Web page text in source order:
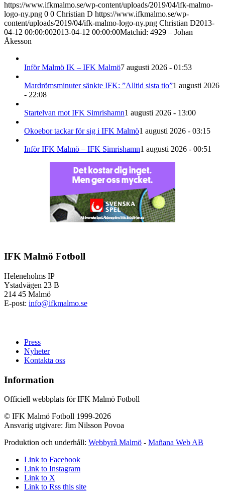
https://www.ifkmalmo.se/wp-content/uploads/2019/04/ifk-malmo-
logo-ny.png 0 0 Christian D https://www.ifkmalmo.se/wp-
content/uploads/2019/04/ifk-malmo-logo-ny.png Christian D2013-
04-12 00:00:002013-04-12 00:00:00Matchid: 4929 – Johan
Åkesson
Inför Malmö IK – IFK Malmö7 augusti 2026 - 01:53
Mardrömsminuter sänkte IFK: ”Alltid sista tio”1 augusti 2026
- 22:08
Startelvan mot IFK Simrishamn1 augusti 2026 - 13:00
Okoebor tackar för sig i IFK Malmö1 augusti 2026 - 03:15
Inför IFK Malmö – IFK Simrishamn1 augusti 2026 - 00:51
IFK Malmö Fotboll
Heleneholms IP
Ystadvägen 23 B
214 45 Malmö
E-post: info@ifkmalmo.se
Press
Nyheter
Kontakta oss
Information
Officiell webbplats för IFK Malmö Fotboll
© IFK Malmö Fotboll 1999-2026
Ansvarig utgivare: Jim Nilsson Povoa
Produktion och underhåll: Webbyrå Malmö - Mañana Web AB
Link to Facebook
Link to Instagram
Link to X
Link to Rss this site